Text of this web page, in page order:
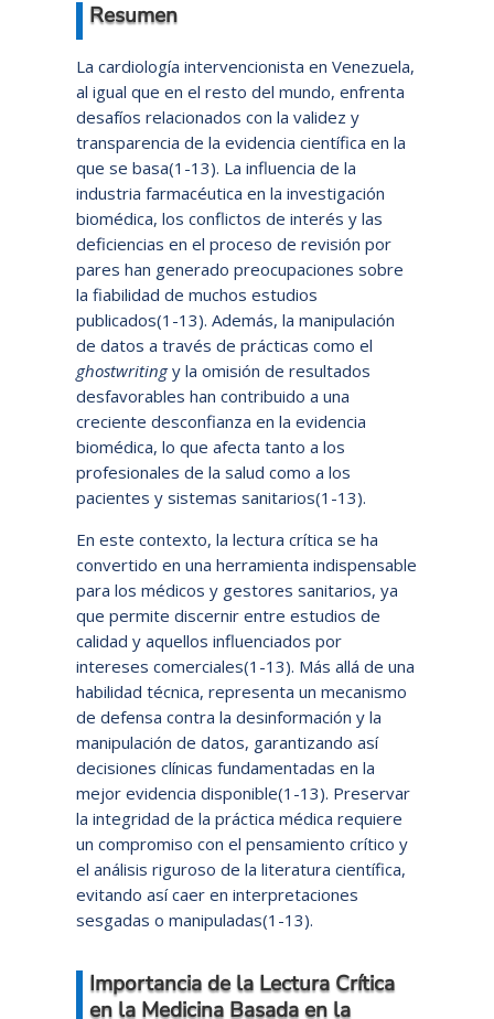
Resumen
La cardiología intervencionista en Venezuela,
al igual que en el resto del mundo, enfrenta
desafíos relacionados con la validez y
transparencia de la evidencia científica en la
que se basa(1-13). La influencia de la
industria farmacéutica en la investigación
biomédica, los conflictos de interés y las
deficiencias en el proceso de revisión por
pares han generado preocupaciones sobre
la fiabilidad de muchos estudios
publicados(1-13). Además, la manipulación
de datos a través de prácticas como el
ghostwritingy la omisión de resultados
desfavorables han contribuido a una
creciente desconfianza en la evidencia
biomédica, lo que afecta tanto a los
profesionales de la salud como a los
pacientes y sistemas sanitarios(1-13).
En este contexto, la lectura crítica se ha
convertido en una herramienta indispensable
para los médicos y gestores sanitarios, ya
que permite discernir entre estudios de
calidad y aquellos influenciados por
intereses comerciales(1-13). Más allá de una
habilidad técnica, representa un mecanismo
de defensa contra la desinformación y la
manipulación de datos, garantizando así
decisiones clínicas fundamentadas en la
mejor evidencia disponible(1-13). Preservar
la integridad de la práctica médica requiere
un compromiso con el pensamiento crítico y
el análisis riguroso de la literatura científica,
evitando así caer en interpretaciones
sesgadas o manipuladas(1-13).
Importancia de la Lectura Crítica
en la Medicina Basada en la